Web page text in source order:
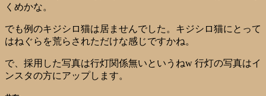
くめかな。
でも例のキジシロ猫は居ませんでした。キジシロ猫にとって
はねぐらを荒らされただけな感じですかね。
で、採用した写真は行灯関係無いというねw 行灯の写真はイ
ンスタの方にアップします。